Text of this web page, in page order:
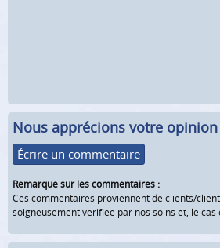
Nous apprécions votre
Écrire un commentaire
Remarque sur les commentaires :
Ces commentaires proviennent de clients/
soigneusement vérifiée par nos soins et, le